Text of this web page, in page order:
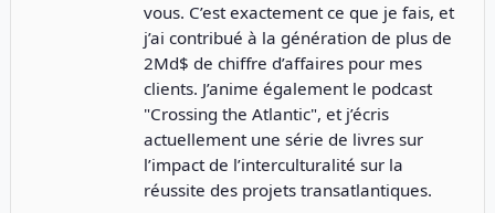
vous. C’est exactement ce que je fais, et
j’ai contribué à la génération de plus de
2Md$ de chiffre d’affaires pour mes
clients. J’anime également le podcast
"Crossing the Atlantic", et j’écris
actuellement une série de livres sur
l’impact de l’interculturalité sur la
réussite des projets transatlantiques.